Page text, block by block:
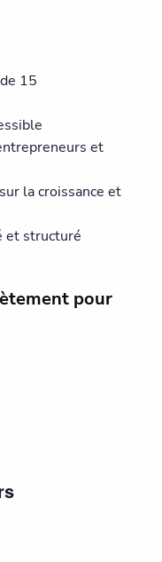
15
et
la croissance et
et structuré
pour